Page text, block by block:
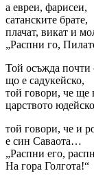
а евреи, фарисеи,
сатанските брате,
плачат, викат и
„Распни го,
Той осъжда почти
що е садукейско,
той говори, че ще
царството
той говори, че и
е син Саваота…
„Распни его,
На гора Голгота!“